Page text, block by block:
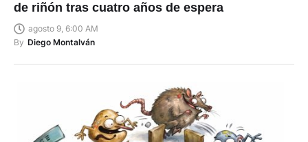
de riñón tras cuatro años de espera
agosto 9, 6:00 AM
By Diego Montalván